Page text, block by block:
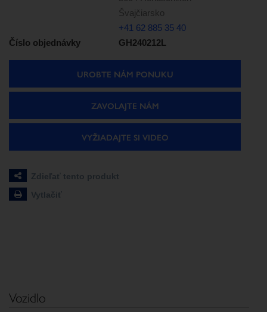
Švajčiarsko
+41 62 885 35 40
Číslo objednávky
GH240212L
UROBTE NÁM PONUKU
ZAVOLAJTE NÁM
VYŽIADAJTE SI VIDEO
Zdieľať tento produkt
Vytlačiť
Vozidlo